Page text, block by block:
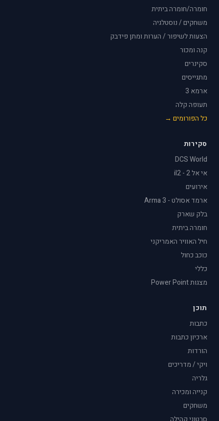
חומרה/חומרה ביתית
משחקים / נוסטלגיה
הצעות לשיפור / הערות ומתן פידבק
קנה ומכור
סקינרים
מתגייסים
ארמא 3
תעופה קלה
כל הפורומים →
סקירות
DCS World
אי אל 2 - il2
אירועים
ארמד אסולט - Arma 3
בלק שארק
חומרה ביתית
חיל האוויר האמריקני
כוכב כחול
כללי
מצגות Power Point
תוכן
כתבות
ארכיון כתבות
הורדות
ויקי / מדריכים
גלריה
קנייה ומכירה
משחקים